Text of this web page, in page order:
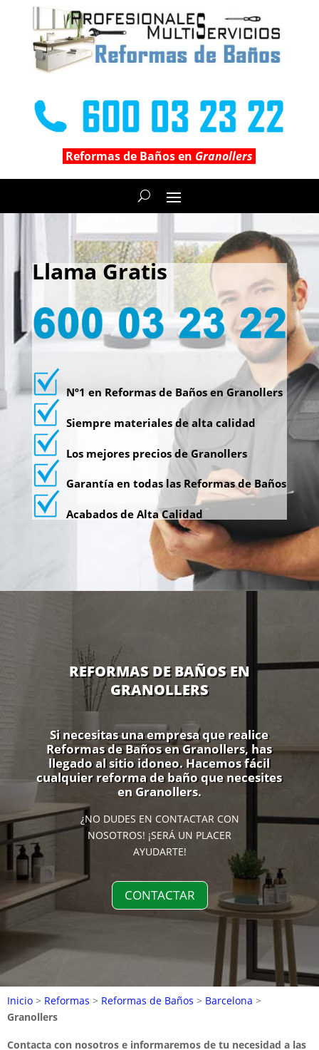
Reformas de Baños en Granollers
Llama Gratis
Nº1 en Reformas de Baños en Granollers
Siempre materiales de alta calidad
Los mejores precios de Granollers
Garantía en todas las Reformas de Baños
Acabados de Alta Calidad
REFORMAS DE BAÑOS EN
GRANOLLERS
Si necesitas una empresa que realice
Reformas de Baños en Granollers, has
llegado al sitio idoneo. Hacemos fácil
cualquier reforma de baño que necesites
en Granollers.
¿NO DUDES EN CONTACTAR CON
NOSOTROS! ¡SERÁ UN PLACER
AYUDARTE!
CONTACTAR
Inicio > Reformas > Reformas de Baños > Barcelona >
Granollers
Contacta con nosotros e informaremos de tu necesidad a las